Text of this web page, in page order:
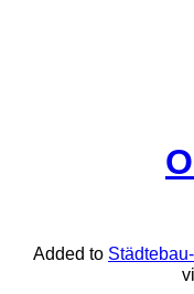
Added to